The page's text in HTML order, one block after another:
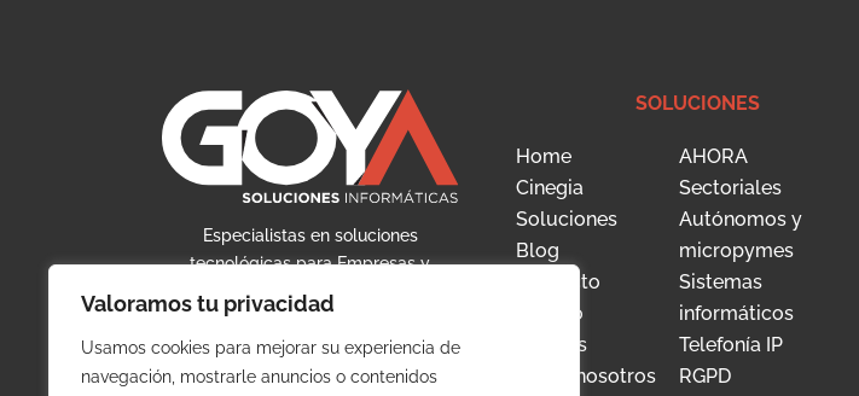
Valoramos tu privacidad
Usamos cookies para mejorar su experiencia de
navegación, mostrarle anuncios o contenidos
Especialistas en soluciones
tecnológicas para Empresas y
Profesionales. Empresa innovadora,
con jóvenes y cualificados
profesionales, aportando soluciones
tanto a pequeñas empresas, como a
SOLUCIONES
Home
Cinegia
Soluciones
Blog
Contacto
Acceso
clientes
Sobre nosotros
AHORA
Sectoriales
Autónomos y
micropymes
Sistemas
informáticos
Telefonía IP
RGPD